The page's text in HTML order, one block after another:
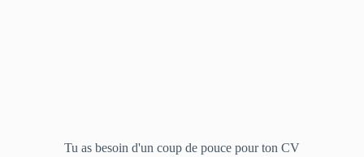
Tu as besoin d'un coup de pouce pour ton CV